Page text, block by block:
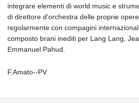
integrare elementi di world music e
di direttore d'orchestra delle proprie
regolarmente con compagini
composto brani inediti per Lang Lang,
Emmanuel Pahud.
F.Amato--PV